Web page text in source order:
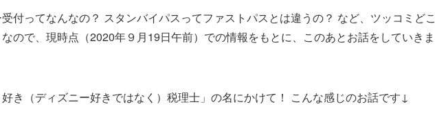
付ってなんなの？ スタンバイパスってファストパスとは違うの？ など、ツッコミどこ
ので、現時点（2020年９月19日午前）での情報をもとに、このあとお話をしていきま
好き（ディズニー好きではなく）税理士」の名にかけて！ こんな感じのお話です↓